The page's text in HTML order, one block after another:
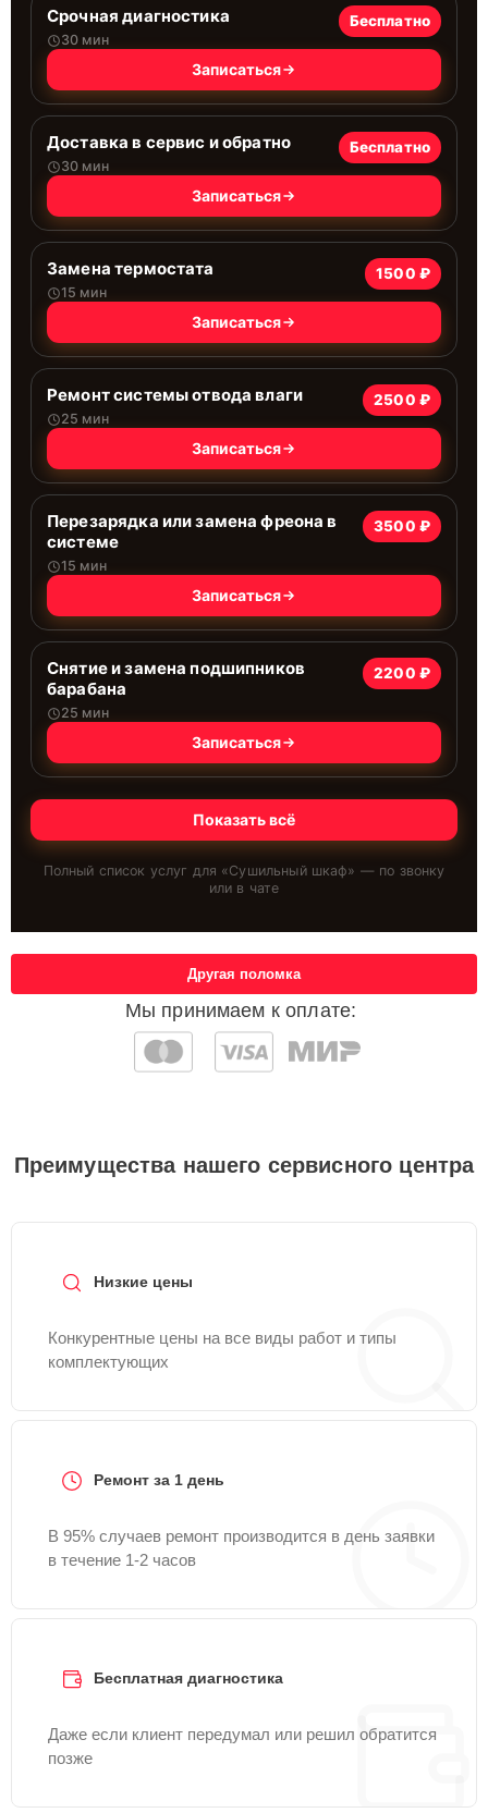
Срочная диагностика
30 мин
Бесплатно
Записаться
Доставка в сервис и обратно
30 мин
Бесплатно
Записаться
Замена термостата
15 мин
1500 ₽
Записаться
Ремонт системы отводa влаги
25 мин
2500 ₽
Записаться
Перезарядка или замена фреона в
системе
15 мин
3500 ₽
Записаться
Снятие и замена подшипников
барабана
25 мин
2200 ₽
Записаться
Показать всё
Полный список услуг для «Сушильный шкаф» — по звонку
или в чате
Мы принимаем к оплате:
Другая поломка
Преимущества нашего сервисного центра
Низкие цены
Конкурентные цены на все виды работ и типы
комплектующих
Ремонт за 1 день
В 95% случаев ремонт производится в день заявки
в течение 1-2 часов
Бесплатная диагностика
Даже если клиент передумал или решил обратится
позже